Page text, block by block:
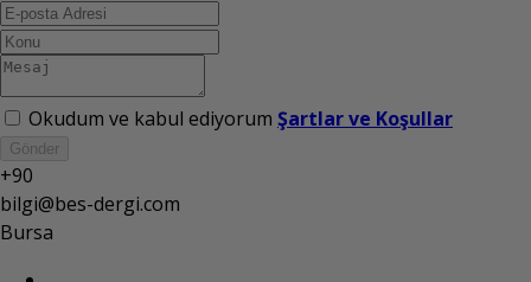
Okudum ve kabul ediyorum Şartlar ve Koşullar
Gönder
+90
bilgi@bes-dergi.com
Bursa